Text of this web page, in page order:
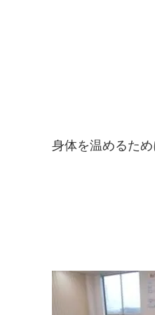
身体を温めるた